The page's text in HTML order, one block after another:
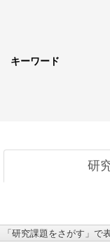
キーワード
研